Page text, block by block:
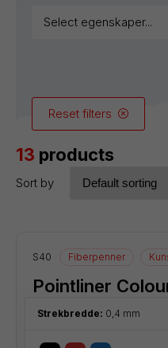
select egenskaper...
Reset filters
13 products
Sort by
S40 Fiberpenner
Pointliner
Strekbredde: 0,4 mm